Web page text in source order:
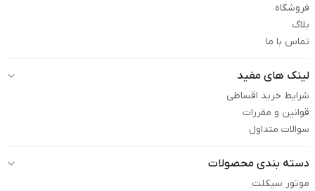
فروشگاه
بلاگ
تماس با ما
لینک های مفید
شرایط خرید اقساطی
قوانین و مقررات
سوالات متداول
دسته بندی محصولات
موتور سیکلت